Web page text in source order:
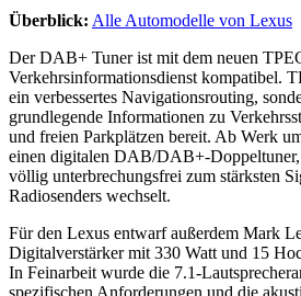
Überblick: Alle Automodelle von Lexus
Der DAB+ Tuner ist mit dem neuen
Verkehrsinformationsdienst kompatibel.
ein verbessertes Navigationsrouting,
grundlegende Informationen zu
und freien Parkplätzen bereit. Ab Werk
einen digitalen DAB/DAB+-
völlig unterbrechungsfrei zum stärksten
Radiosenders wechselt.
Für den Lexus entwarf außerdem Mark
Digitalverstärker mit 330 Watt und 15
In Feinarbeit wurde die 7.1-
spezifischen Anforderungen und die